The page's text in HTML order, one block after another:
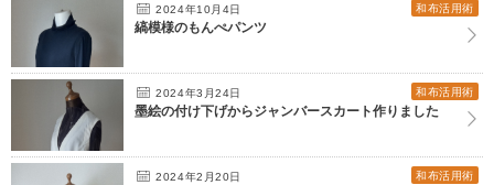
2024年10月4日 和布活用術
縞模様のもんぺパンツ
2024年3月24日 和布活用術
墨絵の付け下げからジャンバースカート作りました
2024年2月20日 和布活用術